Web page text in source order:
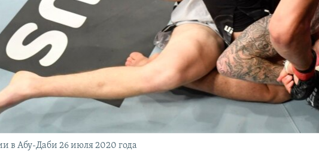
в Абу-Даби 26 июля 2020 года